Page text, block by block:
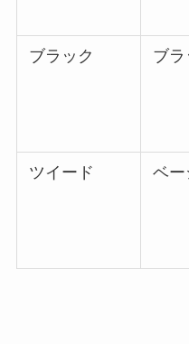
ブラック ブラ
ツイード ベー